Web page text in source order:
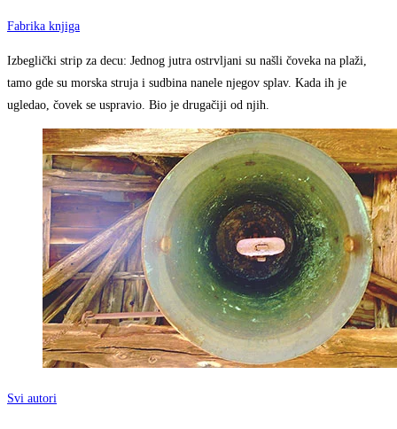
Fabrika knjiga
Izbeglički strip za decu: Jednog jutra ostrvljani su našli čoveka na plaži,
tamo gde su morska struja i sudbina nanele njegov splav. Kada ih je
ugledao, čovek se uspravio. Bio je drugačiji od njih.
Svi autori